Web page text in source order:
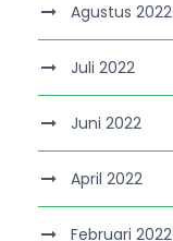
Agustus 2022
Juli 2022
Juni 2022
April 2022
Februari 2022